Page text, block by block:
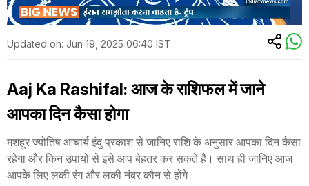
Updated on: Jun 19, 2025 06:40 IST
Aaj Ka Rashifal: आज के राशिफल में जाने
आपका दिन कैसा होगा
मशहूर ज्योतिष आचार्य इंदु प्रकाश से जानिए राशि के अनुसार आपका दिन कैसा
रहेगा और किन उपायों से इसे आप बेहतर कर सकते हैं। साथ ही जानिए आज
आपके लिए लकी रंग और लकी नंबर कौन से होंगे।